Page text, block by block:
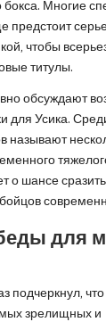
бокса. Многие
предстоит
чтобы
титулы.
обсуждают
для Усика.
называют
о шансе
для
подчеркнул,
зрелищных и